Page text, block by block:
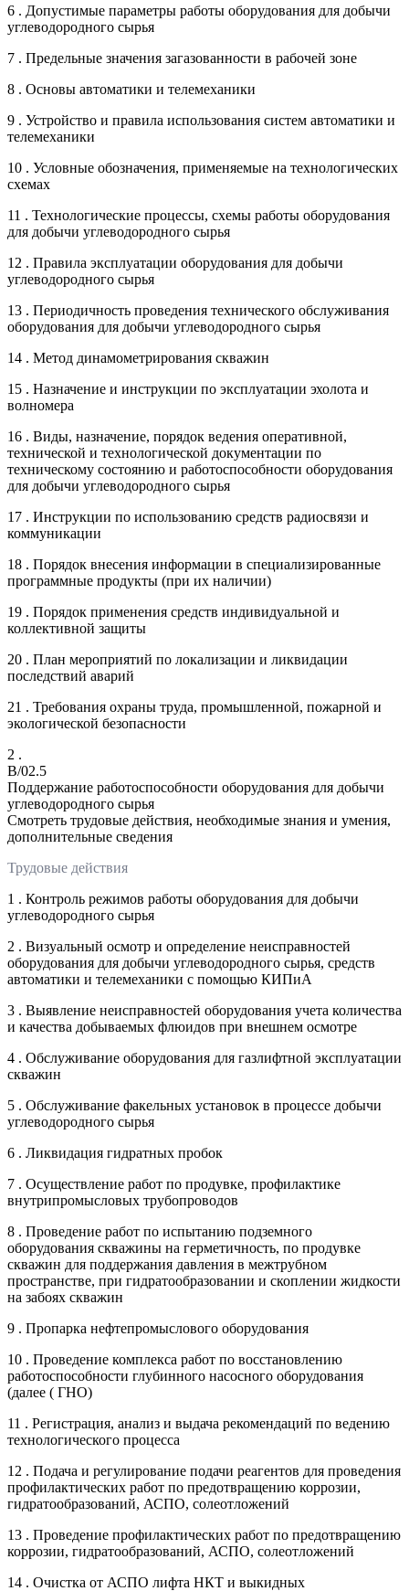
6 . Допустимые параметры работы оборудования для добычи
углеводородного сырья
7 . Предельные значения загазованности в рабочей зоне
8 . Основы автоматики и телемеханики
9 . Устройство и правила использования систем автоматики и
телемеханики
10 . Условные обозначения, применяемые на технологических
схемах
11 . Технологические процессы, схемы работы оборудования
для добычи углеводородного сырья
12 . Правила эксплуатации оборудования для добычи
углеводородного сырья
13 . Периодичность проведения технического обслуживания
оборудования для добычи углеводородного сырья
14 . Метод динамометрирования скважин
15 . Назначение и инструкции по эксплуатации эхолота и
волномера
16 . Виды, назначение, порядок ведения оперативной,
технической и технологической документации по
техническому состоянию и работоспособности оборудования
для добычи углеводородного сырья
17 . Инструкции по использованию средств радиосвязи и
коммуникации
18 . Порядок внесения информации в специализированные
программные продукты (при их наличии)
19 . Порядок применения средств индивидуальной и
коллективной защиты
20 . План мероприятий по локализации и ликвидации
последствий аварий
21 . Требования охраны труда, промышленной, пожарной и
экологической безопасности
2 .
B/02.5
Поддержание работоспособности оборудования для добычи
углеводородного сырья
Смотреть трудовые действия, необходимые знания и умения,
дополнительные сведения
Трудовые действия
1 . Контроль режимов работы оборудования для добычи
углеводородного сырья
2 . Визуальный осмотр и определение неисправностей
оборудования для добычи углеводородного сырья, средств
автоматики и телемеханики с помощью КИПиА
3 . Выявление неисправностей оборудования учета количества
и качества добываемых флюидов при внешнем осмотре
4 . Обслуживание оборудования для газлифтной эксплуатации
скважин
5 . Обслуживание факельных установок в процессе добычи
углеводородного сырья
6 . Ликвидация гидратных пробок
7 . Осуществление работ по продувке, профилактике
внутрипромысловых трубопроводов
8 . Проведение работ по испытанию подземного
оборудования скважины на герметичность, по продувке
скважин для поддержания давления в межтрубном
пространстве, при гидратообразовании и скоплении жидкости
на забоях скважин
9 . Пропарка нефтепромыслового оборудования
10 . Проведение комплекса работ по восстановлению
работоспособности глубинного насосного оборудования
(далее ( ГНО)
11 . Регистрация, анализ и выдача рекомендаций по ведению
технологического процесса
12 . Подача и регулирование подачи реагентов для проведения
профилактических работ по предотвращению коррозии,
гидратообразований, АСПО, солеотложений
13 . Проведение профилактических работ по предотвращению
коррозии, гидратообразований, АСПО, солеотложений
14 . Очистка от АСПО лифта НКТ и выкидных